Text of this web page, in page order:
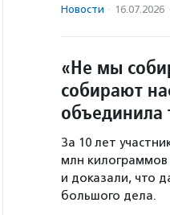
Новости · 16.07.2026 ·
«Не мы
собирают
За 10 лет
млн килограммов
и доказали, что
большого дела.